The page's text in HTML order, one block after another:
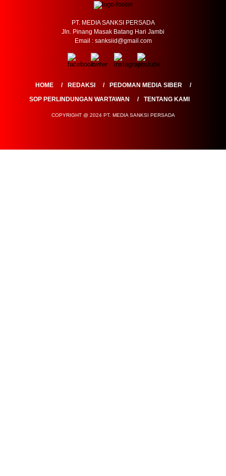
PT. MEDIA SANKSI PERSADA
Jln. Pinang Masak Batang Hari Jambi
Email : sanksiid@gmail.com
HOME REDAKSI
PEDOMAN MEDIA SIBER
SOP PERLINDUNGAN WARTAWAN
TENTANG KAMI
COPYRIGHT @ 2024 PT. MEDIA SANKSI PERSADA